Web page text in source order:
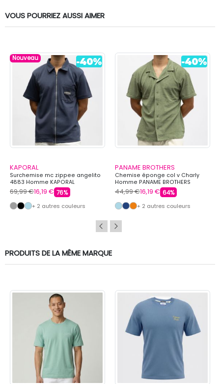
VOUS POURRIEZ AUSSI AIMER
Nouveau
KAPORAL
Surchemise mc zippee angelito
4883 Homme KAPORAL
69,99 €16,19 € 76%
+ 2 autres couleurs
PANAME BROTHERS
Chemise éponge col v Charly
Homme PANAME BROTHERS
44,99 €16,19 € 64%
+ 2 autres couleurs
PRODUITS DE LA MÊME MARQUE